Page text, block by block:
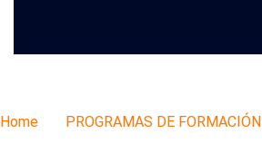
Home PROGRAMAS DE FORMACIÓN